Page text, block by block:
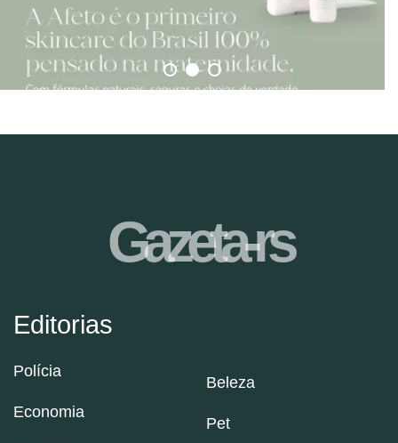
Editorias
Polícia
Economia
Beleza
Pet
Gazeta-rs